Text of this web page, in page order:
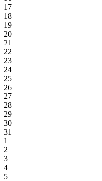
17
18
19
20
21
22
23
24
25
26
27
28
29
30
31
1
2
3
4
5